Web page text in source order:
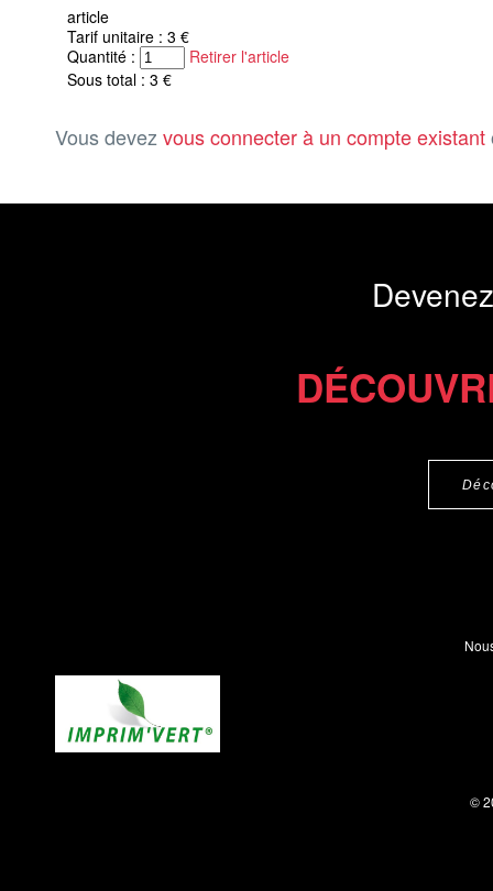
article
Tarif unitaire : 3 €
Quantité :
Retirer l'article
Sous total : 3 €
Vous devez vous connecter à un compte existant
©